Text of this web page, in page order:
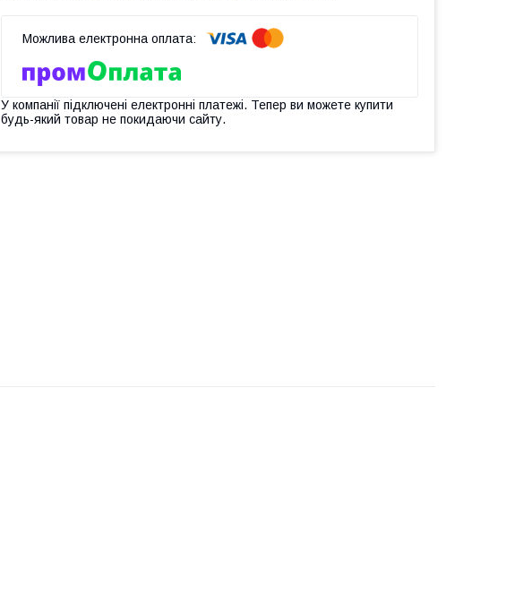
У компанії підключені електронні платежі. Тепер ви можете купити
будь-який товар не покидаючи сайту.